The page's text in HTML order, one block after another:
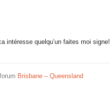
intéresse quelqu’un faites moi signe!
Brisbane – Queensland